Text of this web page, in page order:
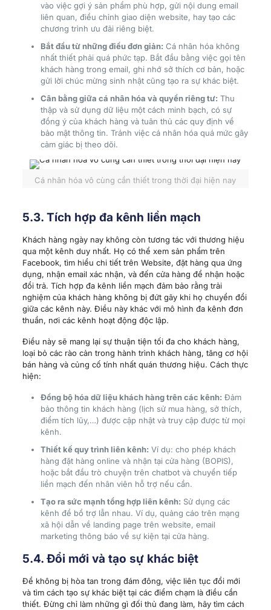
vào việc gợi ý sản phẩm phù hợp, gửi nội dung email
liên quan, điều chỉnh giao diện website, hay tạo các
chương trình ưu đãi riêng biệt.
Bắt đầu từ những điều đơn giản: Cá nhân hóa không
nhất thiết phải quá phức tạp. Bắt đầu bằng việc gọi tên
khách hàng trong email, ghi nhớ sở thích cơ bản, hoặc
gửi lời chúc mừng sinh nhật cũng tạo ra sự khác biệt.
Cân bằng giữa cá nhân hóa và quyền riêng tư: Thu
thập và sử dụng dữ liệu một cách minh bạch, có sự
đồng ý của khách hàng và tuân thủ các quy định về
bảo mật thông tin. Tránh việc cá nhân hóa quá mức gây
cảm giác bị theo dõi.
Cá nhân hóa vô cùng cần thiết trong thời đại hiện nay
5.3. Tích hợp đa kênh liền mạch
Khách hàng ngày nay không còn tương tác với thương hiệu
qua một kênh duy nhất. Họ có thể xem sản phẩm trên
Facebook, tìm hiểu chi tiết trên Website, đặt hàng qua ứng
dụng, nhận email xác nhận, và đến cửa hàng để nhận hoặc
đổi trả. Tích hợp đa kênh liền mạch đảm bảo rằng trải
nghiệm của khách hàng không bị đứt gãy khi họ chuyển đổi
giữa các kênh này. Điều này khác với mô hình đa kênh đơn
thuần, nơi các kênh hoạt động độc lập.
Điều này sẽ mang lại sự thuận tiện tối đa cho khách hàng,
loại bỏ các rào cản trong hành trình khách hàng, tăng cơ hội
bán hàng và củng cố tính nhất quán thương hiệu. Cách thực
hiện:
Đồng bộ hóa dữ liệu khách hàng trên các kênh: Đảm
bảo thông tin khách hàng (lịch sử mua hàng, sở thích,
điểm tích lũy,…) được cập nhật và truy cập được từ mọi
kênh.
Thiết kế quy trình liên kênh: Ví dụ: cho phép khách
hàng đặt hàng online và nhận tại cửa hàng (BOPIS),
hoặc bắt đầu trò chuyện trên chatbot và chuyển tiếp
liền mạch đến nhân viên hỗ trợ nếu cần.
Tạo ra sức mạnh tổng hợp liên kênh: Sử dụng các
kênh để bổ trợ lẫn nhau. Ví dụ, quảng cáo trên mạng
xã hội dẫn về landing page trên website, email
marketing thông báo về sự kiện tại cửa hàng.
5.4. Đổi mới và tạo sự khác biệt
Để không bị hòa tan trong đám đông, việc liên tục đổi mới
và tìm cách tạo sự khác biệt tại các điểm chạm là điều cần
thiết. Đừng chỉ làm những gì đối thủ đang làm, hãy tìm cách